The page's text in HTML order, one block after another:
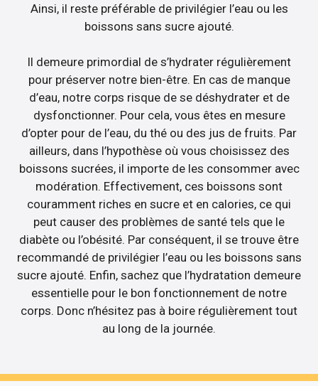
Ainsi, il reste préférable de privilégier l’eau ou les
boissons sans sucre ajouté.
Il demeure primordial de s’hydrater régulièrement
pour préserver notre bien-être. En cas de manque
d’eau, notre corps risque de se déshydrater et de
dysfonctionner. Pour cela, vous êtes en mesure
d’opter pour de l’eau, du thé ou des jus de fruits. Par
ailleurs, dans l’hypothèse où vous choisissez des
boissons sucrées, il importe de les consommer avec
modération. Effectivement, ces boissons sont
couramment riches en sucre et en calories, ce qui
peut causer des problèmes de santé tels que le
diabète ou l’obésité. Par conséquent, il se trouve être
recommandé de privilégier l’eau ou les boissons sans
sucre ajouté. Enfin, sachez que l’hydratation demeure
essentielle pour le bon fonctionnement de notre
corps. Donc n’hésitez pas à boire régulièrement tout
au long de la journée.